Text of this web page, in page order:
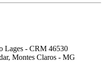
Lages - CRM 46530
Montes Claros - MG